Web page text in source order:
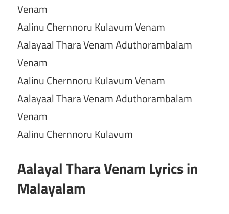
Venam
Aalinu Chernnoru Kulavum Venam
Aalayaal Thara Venam Aduthorambalam
Venam
Aalinu Chernnoru Kulavum Venam
Aalayaal Thara Venam Aduthorambalam
Venam
Aalinu Chernnoru Kulavum
Aalayal Thara Venam Lyrics in
Malayalam